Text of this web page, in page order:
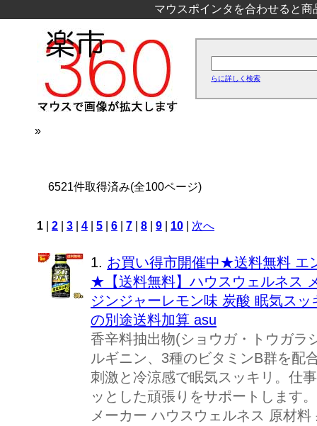
マウスポインタを合わせると
らに詳しく検索
»
6521件取得済み(全100ページ)
1 2 3 4 5 6 7 8 9 10 次へ
1. お買い得市開催中★送料無料 エ
★【送料無料】ハウスウェルネス
ジンジャーレモン味 炭酸 眠気ス
の別途送料加算 asu
香辛料抽出物(ショウガ・トウガラ
ルギニン、3種のビタミンB群を配
刺激と冷涼感で眠気スッキリ。仕
ッとした頑張りをサポートします
メーカー ハウスウェルネス 原材